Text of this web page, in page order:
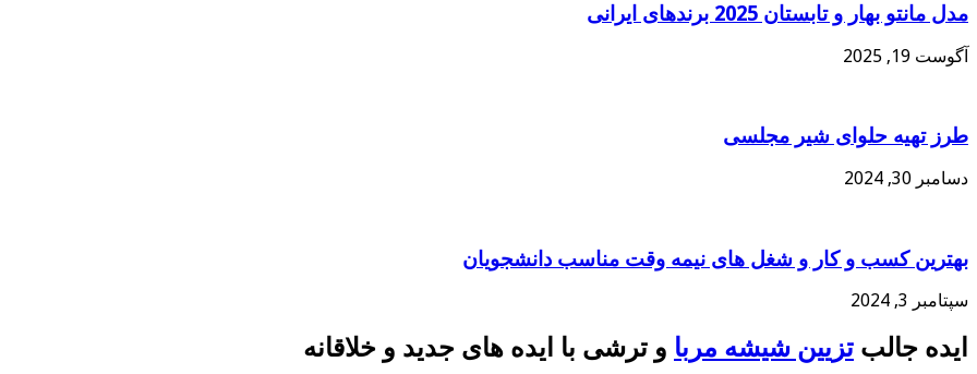
مدل مانتو بهار و تابستان 2025 برندهای ایرانی
آگوست 19, 2025
طرز تهیه حلوای شیر مجلسی
دسامبر 30, 2024
بهترین کسب و کار و شغل های نیمه وقت مناسب دانشجویان
سپتامبر 3, 2024
ایده جالب تزیین شیشه مربا و ترشی با ایده های جدید و خلاقانه